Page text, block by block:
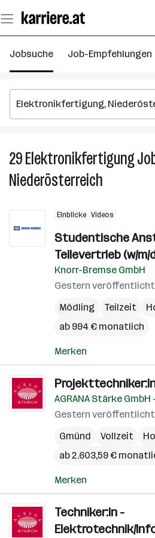
Seiteninhalt
springen
Jobsuche Job-Empfehlungen
29Elektronikfertigung
Niederösterreich
Einblicke Videos
Studentische
Teilevertrieb (w/m/
Knorr-Bremse GmbH
Gestern veröffentlicht
Mödling
Teilzeit
ab 994 € monatlich
Merken
AGRANA Stärke GmbH
Gestern veröffentlicht
Gmünd
Vollzeit
ab 2.603,59 €
Merken
Techniker:in -
Elektrotechnik/